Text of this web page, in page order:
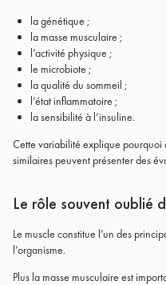
la génétique ;
la masse musculaire ;
l’activité physique ;
le microbiote ;
la qualité du sommeil ;
l’état inflammatoire ;
la sensibilité à l’insuline.
Cette variabilité explique pourquoi
similaires peuvent présenter des
Le rôle souvent oublié
Le muscle constitue l’un des
l’organisme.
Plus la masse musculaire est